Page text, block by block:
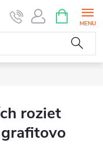
KOŠÍK
roziet